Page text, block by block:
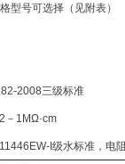
型号可选择（见附表）
2008三级标准
1MΩ·cm
I级水标准，电